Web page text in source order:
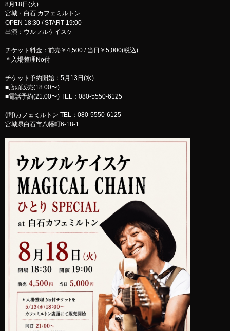
8月18日(火)
宮城・白石 カフェミルトン
OPEN 18:30 / START 19:00
出演：ウルフルケイスケ
チケット料金：前売￥4,500 / 当日￥5,000(税込)
＊入場整理No付
チケット予約開始：5月13日(水)
■店頭販売(18:00〜)
■電話予約(21:00〜) TEL：080-5550-6125
(問)カフェミルトン TEL：080-5550-6125
宮城県白石市八幡町6-18-1